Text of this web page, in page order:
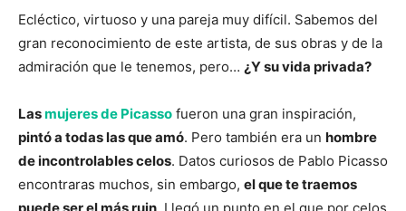
Ecléctico, virtuoso y una pareja muy difícil. Sabemos del
gran reconocimiento de este artista, de sus obras y de la
admiración que le tenemos, pero… ¿Y su vida privada?
Lasmujeres de Picasso fueron una gran inspiración,
pintóa todas las que amó. Pero también era un hombre
de incontrolables celos. Datos curiosos de Pablo Picasso
encontraras muchos, sin embargo, el que te traemos